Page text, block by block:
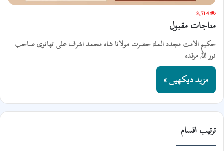
3,714
مناجات مقبول
حکیم الامت مجدد الملۃ حضرت مولانا شاہ محمد اشرف علی تھانوی صاحب
نور اللہ مرقدہ
مزید دیکھیں »
ترتیب اقسام